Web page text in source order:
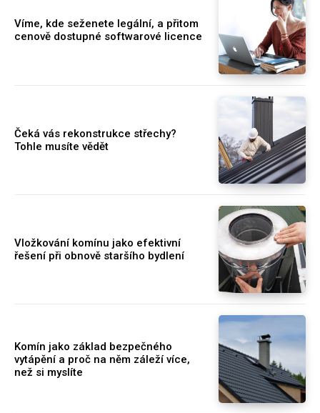
Víme, kde seženete legální, a přitom
cenově dostupné softwarové licence
Čeká vás rekonstrukce střechy?
Tohle musíte vědět
Vložkování komínu jako efektivní
řešení při obnově staršího bydlení
Komín jako základ bezpečného
vytápění a proč na něm záleží více,
než si myslíte